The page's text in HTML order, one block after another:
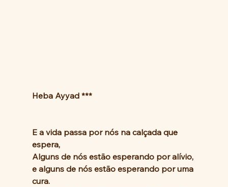
Heba Ayyad ***
E a vida passa por nós na calçada que
espera,
Alguns de nós estão esperando por alívio,
e alguns de nós estão esperando por uma
cura.